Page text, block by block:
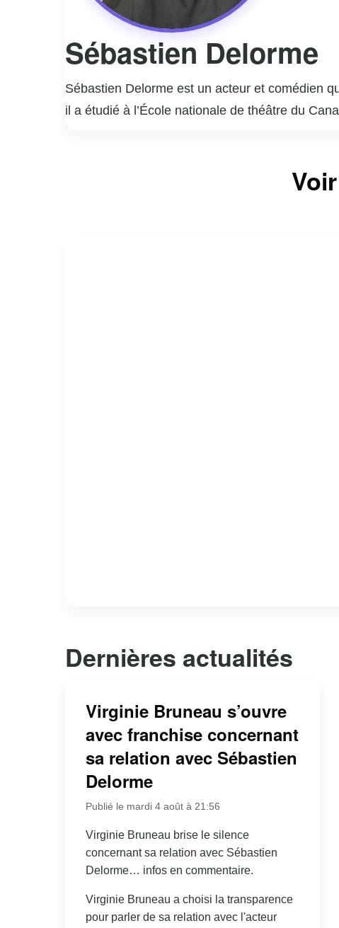
Sébastien Delorme
Sébastien Delorme est un acteur et comédien
il a étudié à l’École nationale de théâtre du
interprétation nuancée et authentique de
Dernières actualités
Virginie Bruneau s’ouvre
avec franchise concernant
sa relation avec Sébastien
Delorme
Publié le mardi 4 août à 21:56
Virginie Bruneau brise le silence
concernant sa relation avec Sébastien
Delorme… infos en commentaire.
Virginie Bruneau a choisi la transparence
pour parler de sa relation avec l'acteur